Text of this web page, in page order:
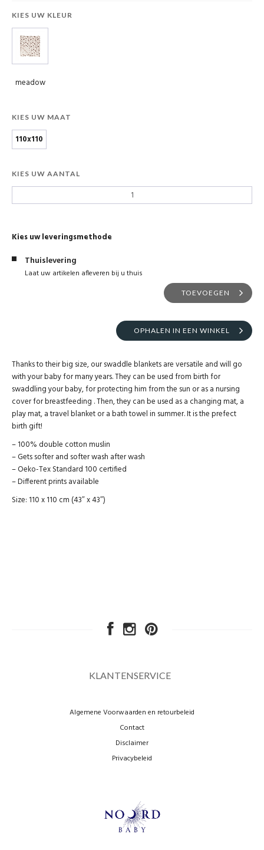
KIES UW KLEUR
meadow
KIES UW MAAT
110x110
KIES UW AANTAL
Kies uw leveringsmethode
Thuislevering
Laat uw artikelen afleveren bij u thuis
TOEVOEGEN
OPHALEN IN EEN WINKEL
Thanks to their big size, our swaddle blankets are versatile and will go
with your baby for many years. They can be used from birth for
swaddling your baby, for protecting him from the sun or as a nursing
cover for breastfeeding . Then, they can be used as a changing mat, a
play mat, a travel blanket or a bath towel in summer. It is the prefect
birth gift!
– 100% double cotton muslin
– Gets softer and softer wash after wash
– Oeko-Tex Standard 100 certified
– Different prints available
Size: 110 x 110 cm (43″ x 43″)
KLANTENSERVICE
Algemene Voorwaarden en retourbeleid
Contact
Disclaimer
Privacybeleid